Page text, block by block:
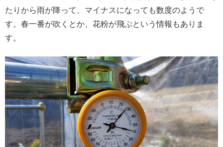
たりから雨が降って、マイナスになっても数度のようで
す。春一番が吹くとか、花粉が飛ぶという情報もありま
す。